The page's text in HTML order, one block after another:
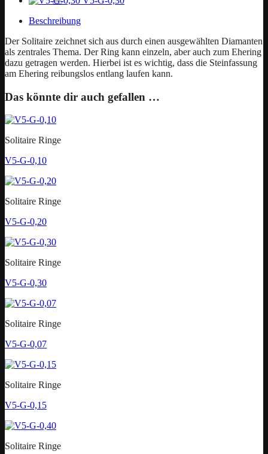
Beschreibung
Der Solitaire zeichnet sich aus durch einen ausgewählten Diamanten
als zentrales Thema. Der Ring kann einzeln, aber auch zum Ehering
dazu getragen werden. Hierbei ist es wichtig, dass die Steinfassung
am Ehering reibungslos entlang laufen kann.
Das könnte dir auch gefallen …
Solitaire Ringe
V5-G-0,10
Solitaire Ringe
V5-G-0,20
Solitaire Ringe
V5-G-0,30
Solitaire Ringe
V5-G-0,07
Solitaire Ringe
V5-G-0,15
Solitaire Ringe